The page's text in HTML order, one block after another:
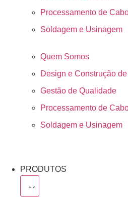
Processamento de
Soldagem e Usinagem
Quem Somos
Design e Construção
Gestão de Qualidade
Processamento de
Soldagem e Usinagem
PRODUTOS